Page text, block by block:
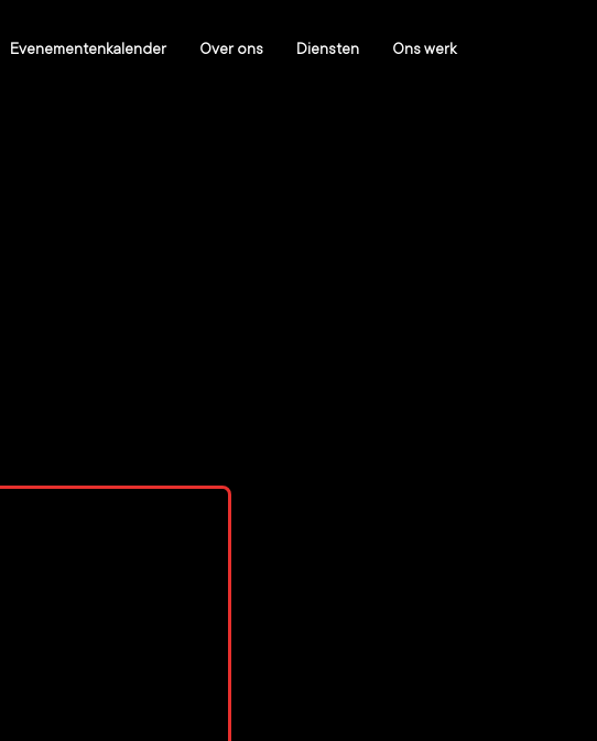
Evenementenkalender Over ons Diensten Ons werk